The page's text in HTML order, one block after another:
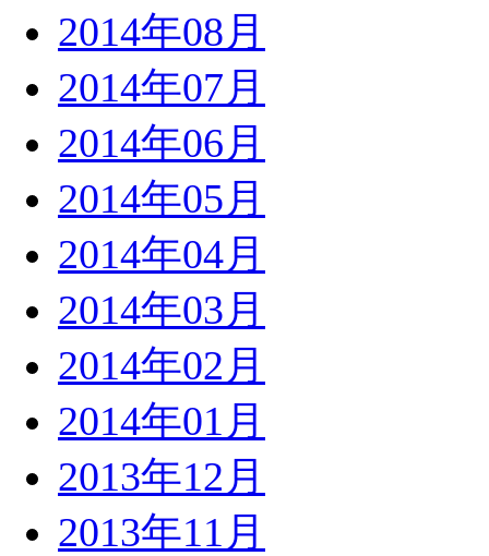
2014年08月
2014年07月
2014年06月
2014年05月
2014年04月
2014年03月
2014年02月
2014年01月
2013年12月
2013年11月